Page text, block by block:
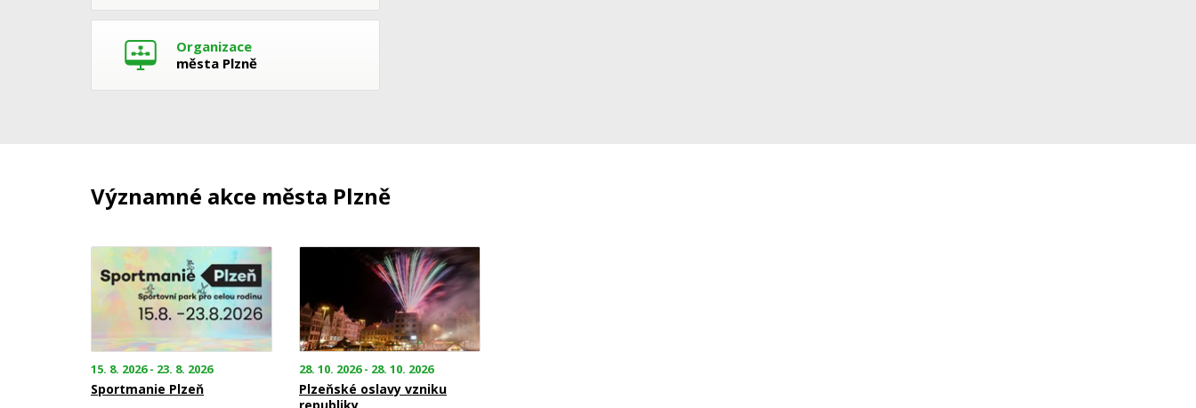
Organizace
města Plzně
Významné akce města Plzně
15. 8. 2026 - 23. 8. 2026
Sportmanie Plzeň
28. 10. 2026 - 28. 10. 2026
Plzeňské oslavy vzniku